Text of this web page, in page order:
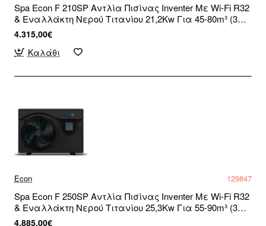
Spa Econ F 210SP Αντλία Πισίνας Inventer Με Wi-Fi R32
& Εναλλάκτη Νερού Τιτανίου 21,2Kw Για 45-80m³ (3
άτοκες δόσεις)
4.315,00€
Καλάθι
Econ 129847
Spa Econ F 250SP Αντλία Πισίνας Inventer Με Wi-Fi R32
& Εναλλάκτη Νερού Τιτανίου 25,3Kw Για 55-90m³ (3
άτοκες δόσεις)
4.885,00€